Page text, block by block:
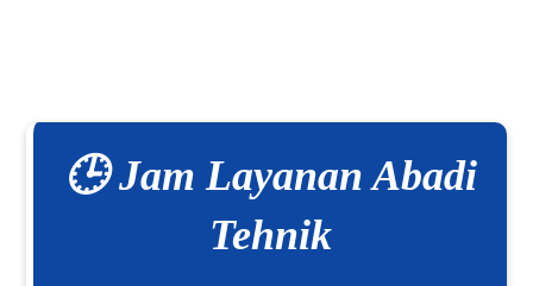
🕒 Jam Layanan Abadi
Tehnik